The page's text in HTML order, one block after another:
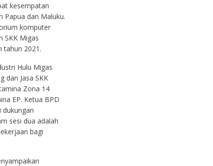
kesempatan
Papua dan Maluku.
komputer
SKK Migas
tahun 2021.
Hulu Migas
dan Jasa SKK
Zona 14
EP. Ketua BPD
dukungan
sesi dua adalah
bagi